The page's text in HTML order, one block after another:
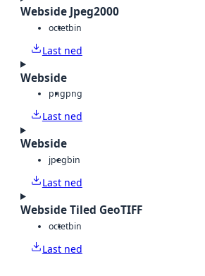
Webside Jpeg2000
octetbin
Last ned
Webside
pngpng
Last ned
Webside
jpegbin
Last ned
Webside Tiled GeoTIFF
octetbin
Last ned